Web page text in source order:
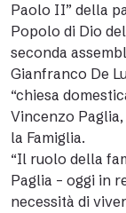
Paolo II” della
Popolo di Dio
seconda
Gianfranco De
“chiesa
Vincenzo
la Famiglia.
“Il ruolo della
Paglia – oggi in
necessità di